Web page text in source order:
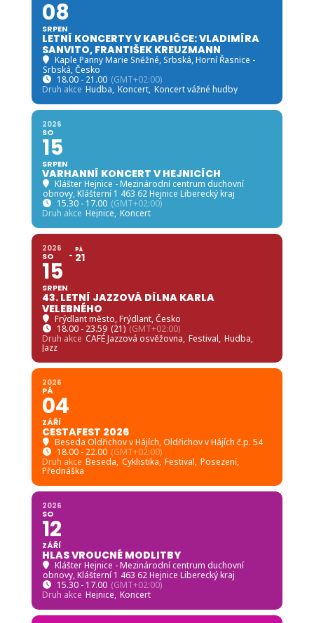
08
SRPEN
LETNÍ KONCERTY V KAPLIČCE: VLADIMÍRA
SANVITO, FRANTIŠEK KREUZMANN
Kaple Panny Marie Sněžné, Srbská, Horní Řasnice -
Srbská, Česko
18.00 - 21.00 (GMT+02:00)
Druh akce Hudba, Koncert, Koncert vážné hudby
2026
SO
15
SRPEN
VARHANNÍ KONCERT V HEJNICÍCH
Klášter Hejnice - Mezinárodní centrum duchovní
obnovy, Klášterní 1 463 62 Hejnice Liberecký kraj
15.30 - 17.00 (GMT+02:00)
Druh akce Hejnice, Koncert
2026
SO
15
SRPEN
PÁ
21
43. LETNÍ JAZZOVÁ DÍLNA KARLA
VELEBNÉHO
Frýdlant město, Frýdlant, Česko
18.00 - 23.59 (21) (GMT+02:00)
Druh akce CAFÉ Jazzová osvěžovna, Festival, Hudba,
Jazz
2026
PÁ
04
ZÁŘÍ
CESTAFEST 2026
Beseda Oldřichov v Hájích, Oldřichov v Hájích č.p. 54
18.00 - 22.00 (GMT+02:00)
Druh akce Beseda, Cyklistika, Festival, Posezení,
Přednáška
2026
SO
12
ZÁŘÍ
HLAS VROUCNÉ MODLITBY
Klášter Hejnice - Mezinárodní centrum duchovní
obnovy, Klášterní 1 463 62 Hejnice Liberecký kraj
15.30 - 17.00 (GMT+02:00)
Druh akce Hejnice, Koncert